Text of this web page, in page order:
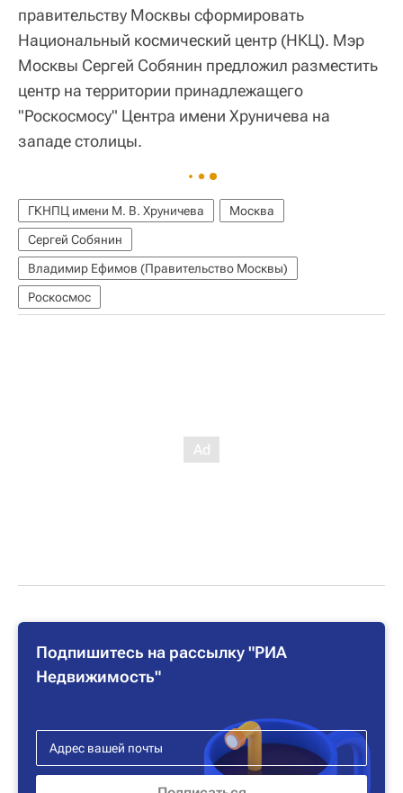
правительству Москвы сформировать
Национальный космический центр (НКЦ). Мэр
Москвы Сергей Собянин предложил разместить
центр на территории принадлежащего
"Роскосмосу" Центра имени Хруничева на
западе столицы.
ГКНПЦ имени М. В. Хруничева
Москва
Сергей Собянин
Владимир Ефимов (Правительство Москвы)
Роскосмос
Подпишитесь на рассылку "РИА
Недвижимость"